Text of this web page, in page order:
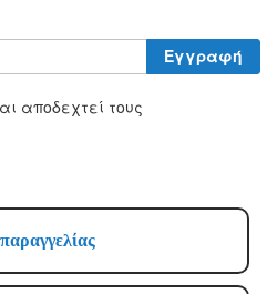
αποδεχτεί τους
Εγγραφή